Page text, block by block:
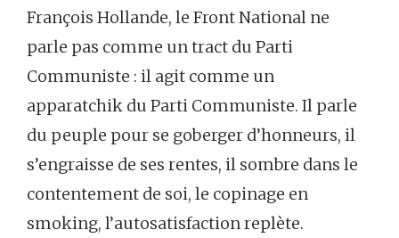
François Hollande, le Front National ne
parle pas comme un tract du Parti
Communiste : il agit comme un
apparatchik du Parti Communiste. Il parle
du peuple pour se goberger d’honneurs, il
s’engraisse de ses rentes, il sombre dans le
contentement de soi, le copinage en
smoking, l’autosatisfaction replète.